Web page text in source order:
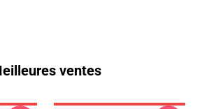
ventes